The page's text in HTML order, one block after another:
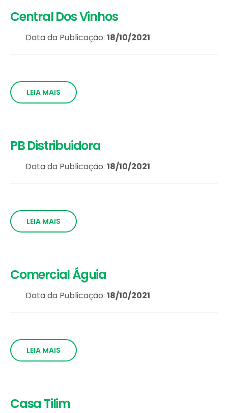
Central Dos Vinhos
Data da Publicação: 18/10/2021
LEIA MAIS
PB Distribuidora
Data da Publicação: 18/10/2021
LEIA MAIS
Comercial Águia
Data da Publicação: 18/10/2021
LEIA MAIS
Casa Tilim